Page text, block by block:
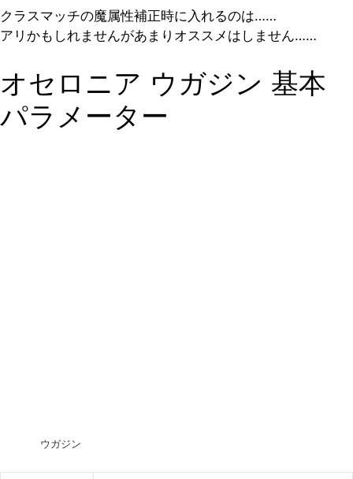
クラスマッチの魔属性補正時に入れるのは……
アリかもしれませんがあまりオススメはしません……
オセロニア ウガジン 基本
パラメーター
ウガジン